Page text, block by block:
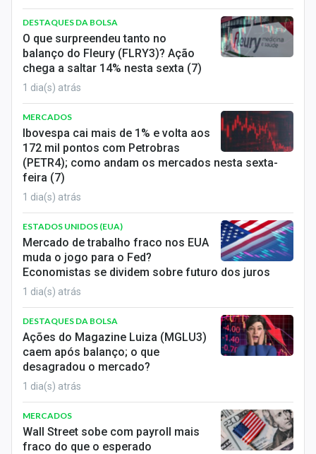
DESTAQUES DA BOLSA
O que surpreendeu tanto no
balanço do Fleury (FLRY3)? Ação
chega a saltar 14% nesta sexta (7)
1 dia(s) atrás
MERCADOS
Ibovespa cai mais de 1% e volta aos
172 mil pontos com Petrobras
(PETR4); como andam os mercados nesta sexta-
feira (7)
1 dia(s) atrás
ESTADOS UNIDOS (EUA)
Mercado de trabalho fraco nos EUA
muda o jogo para o Fed?
Economistas se dividem sobre futuro dos juros
1 dia(s) atrás
DESTAQUES DA BOLSA
Ações do Magazine Luiza (MGLU3)
caem após balanço; o que
desagradou o mercado?
1 dia(s) atrás
MERCADOS
Wall Street sobe com payroll mais
fraco do que o esperado